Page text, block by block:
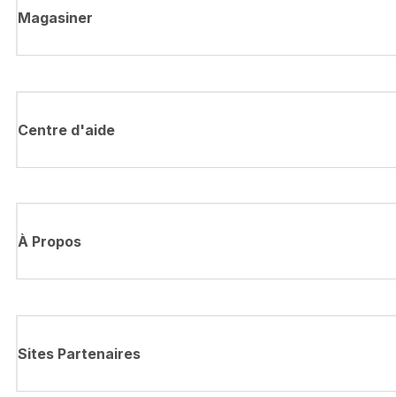
Magasiner
Centre d'aide
À Propos
Sites Partenaires